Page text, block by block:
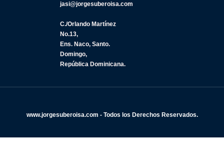
jasi@jorgesuberoisa.com
C./Orlando Martínez
No.13,
Ens. Naco, Santo.
Domingo,
República Dominicana.
www.jorgesuberoisa.com - Todos los Derechos Reservados.